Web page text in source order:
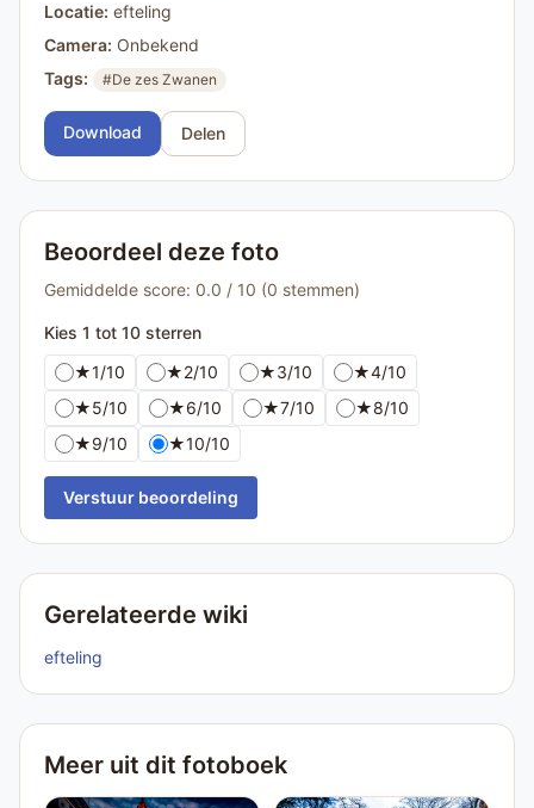
Locatie: efteling
Camera: Onbekend
Tags:
#De zes Zwanen
Download Delen
Beoordeel deze foto
Gemiddelde score: 0.0 / 10 (0 stemmen)
Kies 1 tot 10 sterren
★1/10 ★2/10 ★3/10 ★4/10
★5/10 ★6/10 ★7/10 ★8/10
★9/10 ★10/10
Verstuur beoordeling
Gerelateerde wiki
efteling
Meer uit dit fotoboek